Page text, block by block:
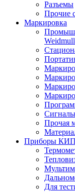
Разъемы
Прочие
Маркировка
Прочая
Приборы
Для